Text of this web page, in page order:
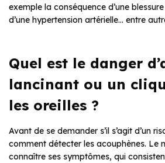
exemple la conséquence d’une
d’une hypertension artérielle… entre
Quel est le danger
lancinant ou un
les oreilles ?
Avant de se demander s’il s’agit d’un
comment détecter les acouphènes. Le
connaître ses symptômes, qui